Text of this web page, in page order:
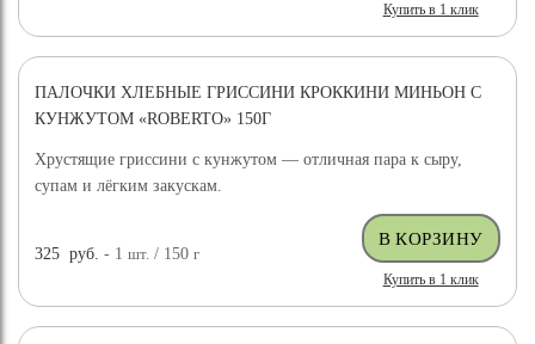
Купить в 1 клик
ПАЛОЧКИ ХЛЕБНЫЕ ГРИССИНИ КРОККИНИ МИНЬОН С
КУНЖУТОМ «ROBERTO» 150Г
Хрустящие гриссини с кунжутом — отличная пара к сыру,
супам и лёгким закускам.
325 руб. - 1шт. / 150г
Купить в 1 клик